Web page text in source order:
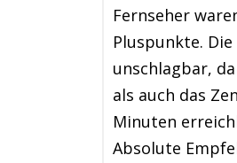
Fernseher
Pluspunkte.
unschlagbar,
als auch das
Minuten
Absolute